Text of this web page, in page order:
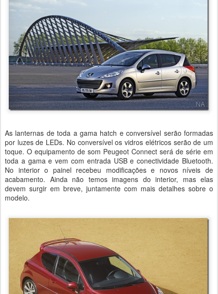
As lanternas de toda a gama hatch e conversível serão formadas
por luzes de LEDs. No conversível os vidros elétricos serão de um
toque. O equipamento de som Peugeot Connect será de série em
toda a gama e vem com entrada USB e conectividade Bluetooth.
No interior o painel recebeu modificações e novos níveis de
acabamento. Ainda não temos imagens do interior, mas elas
devem surgir em breve, juntamente com mais detalhes sobre o
modelo.